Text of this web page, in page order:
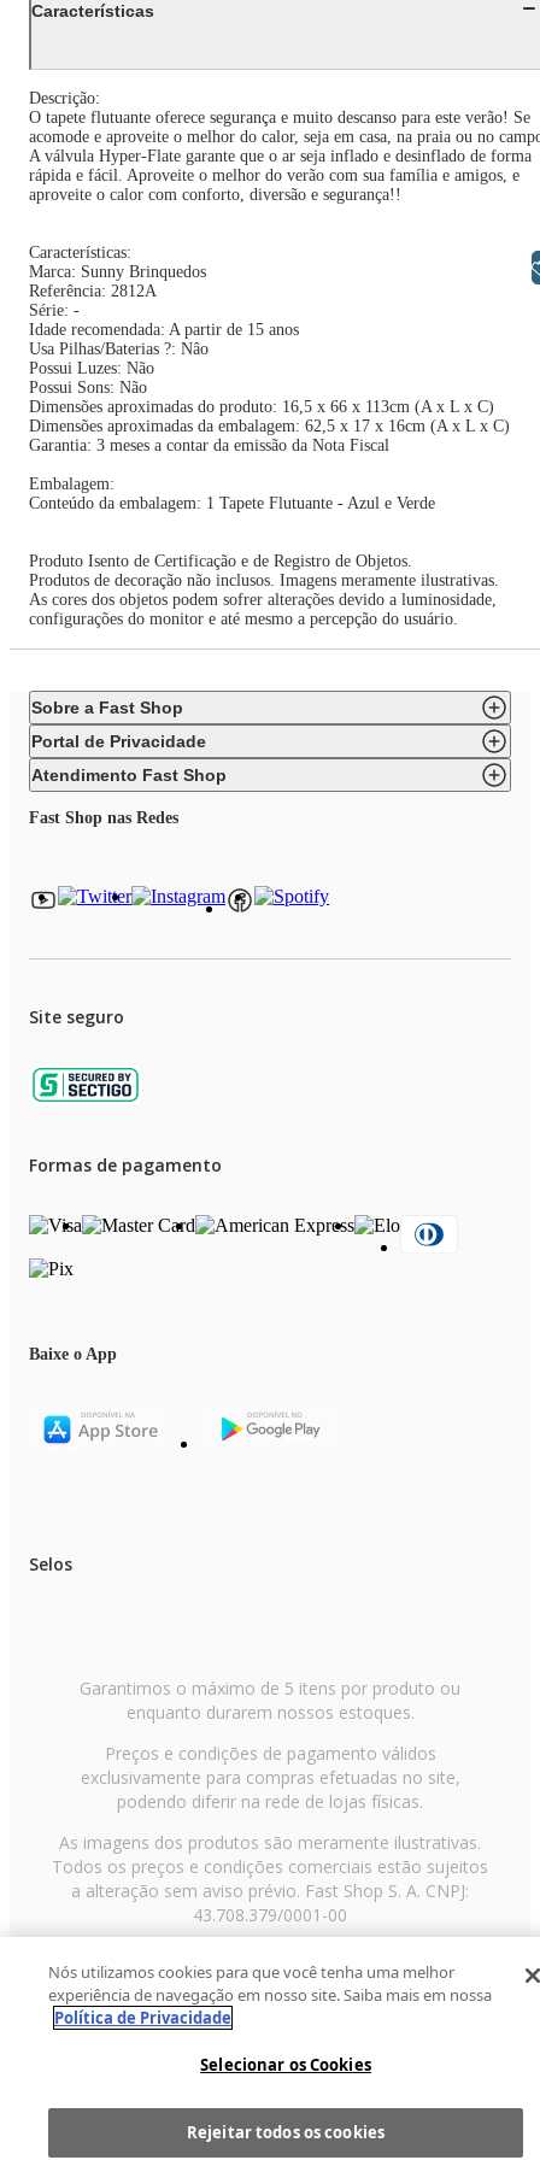
Características
Descrição:
O tapete flutuante oferece segurança e muito descanso para este verão! Se
acomode e aproveite o melhor do calor, seja em casa, na praia ou no
A válvula Hyper-Flate garante que o ar seja inflado e desinflado de forma
rápida e fácil. Aproveite o melhor do verão com sua família e amigos, e
aproveite o calor com conforto, diversão e segurança!!
Características:
Marca: Sunny Brinquedos
Referência: 2812A
Série: -
Idade recomendada: A partir de 15 anos
Usa Pilhas/Baterias ?: Nâo
Possui Luzes: Não
Possui Sons: Não
Dimensões aproximadas do produto: 16,5 x 66 x 113cm (A x L x C)
Dimensões aproximadas da embalagem: 62,5 x 17 x 16cm (A x L x C)
Garantia: 3 meses a contar da emissão da Nota Fiscal
Embalagem:
Conteúdo da embalagem: 1 Tapete Flutuante - Azul e Verde
Produto Isento de Certificação e de Registro de Objetos.
Produtos de decoração não inclusos. Imagens meramente ilustrativas.
As cores dos objetos podem sofrer alterações devido a luminosidade,
configurações do monitor e até mesmo a percepção do usuário.
Sobre a Fast Shop
Portal de Privacidade
Atendimento Fast Shop
Fast Shop nas Redes
Site seguro
Formas de pagamento
Baixe o App
Selos
Garantimos o máximo de 5 itens por produto ou
enquanto durarem nossos estoques.
Preços e condições de pagamento válidos
exclusivamente para compras efetuadas no site,
podendo diferir na rede de lojas físicas.
As imagens dos produtos são meramente ilustrativas.
Todos os preços e condições comerciais estão sujeitos
a alteração sem aviso prévio. Fast Shop S. A. CNPJ:
43.708.379/0001-00
Paulo/SP, CEP 02029-001, Telefone: 11 3003-3728 ©
2013 Fast Shop - Todos os direitos reservadosRF
Nós utilizamos cookies para que você tenha uma melhor
experiência de navegação em nosso site. Saiba mais em nossa
Política de Privacidade
Selecionar os Cookies
Rejeitar todos os cookies